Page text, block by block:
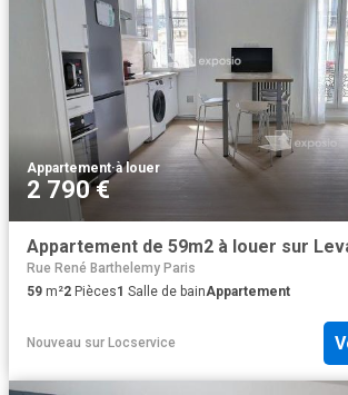
Appartement·à louer
2 790 €
Rue René Barthelemy Paris
59 m²2 Pièces1 Salle de bainAppartement
Nouveau sur Locservice